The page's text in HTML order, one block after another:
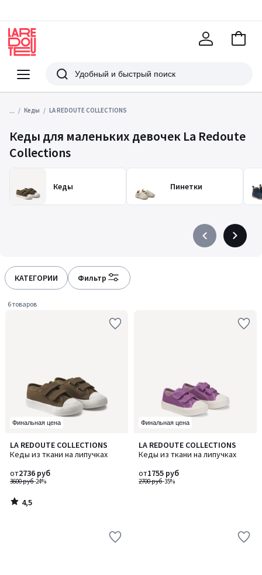
Меню
Redoute
Поиск
В
... Кеды LA REDOUTE COLLECTIONS
Кеды для маленьких девочек La Redoute
Collections
Кеды Пинетки
PrécédentSuivant
КАТЕГОРИИ Фильтр
6 товаров
Финальная цена
LA REDOUTE COLLECTIONS
Кеды из ткани на липучках
3600 руб-24%
от2736 руб
4,5
/ 5
4,5
/
Финальная цена
LA REDOUTE COLLECTIONS
Кеды из ткани на липучках
2700 руб-35%
от1755 руб